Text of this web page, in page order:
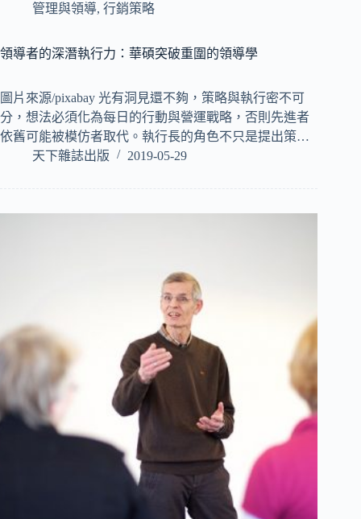
管理與領導, 行銷策略
領導者的深潛執行力：華碩突破重圍的領導學
圖片來源/pixabay 光有洞見還不夠，策略與執行密不可
分，想法必須化為每日的行動與營運戰略，否則先進者
依舊可能被模仿者取代。執行長的角色不只是提出策…
天下雜誌出版
2019-05-29